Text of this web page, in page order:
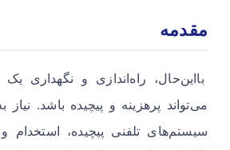
مقدمه
بااین‌حال، راه‌اندازی و نگهداری
می‌تواند پرهزینه و پیچیده باشد. نیاز
سیستم‌های تلفنی پیچیده، استخدام